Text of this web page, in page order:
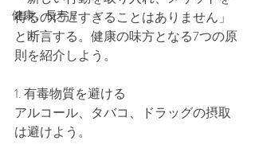
健康、長寿
得るのに遅すぎることはありません」
と断言する。健康の味方となる7つの原
則を紹介しよう。
1. 有毒物質を避ける
アルコール、タバコ、ドラッグの摂取
は避けよう。